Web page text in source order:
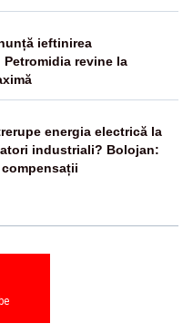
ieftinirea
revine la
energia electrică la
industriali? Bolojan: